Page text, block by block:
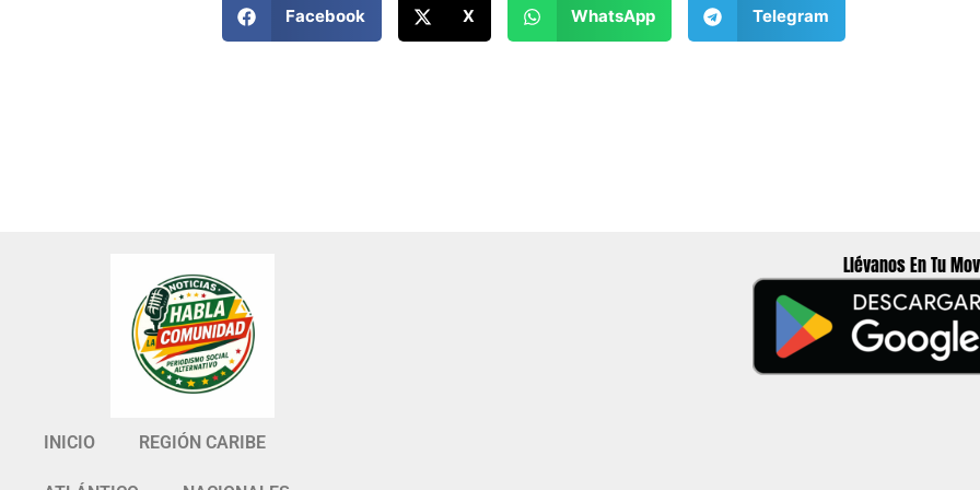
Facebook
X WhatsApp Telegram
INICIO REGIÓN CARIBE
Llévanos En Tu